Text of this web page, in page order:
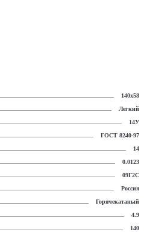
140х58
Легкий
14У
ГОСТ 8240-97
14
0.0123
09Г2С
Россия
Горячекатаный
4.9
140